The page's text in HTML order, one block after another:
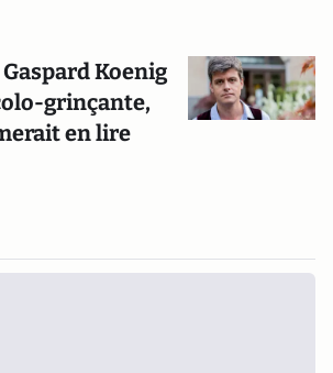
Koenig
grinçante,
en lire